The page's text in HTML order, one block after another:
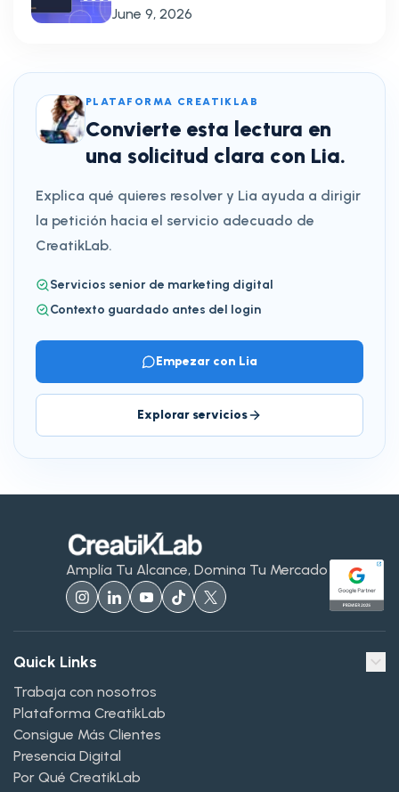
June 9, 2026
PLATAFORMA CREATIKLAB
Convierte esta lectura en
una solicitud clara con Lia.
Explica qué quieres resolver y Lia ayuda a dirigir
la petición hacia el servicio adecuado de
CreatikLab.
Servicios senior de marketing digital
Contexto guardado antes del login
Empezar con Lia
Explorar servicios
Amplía Tu Alcance, Domina Tu Mercado
Quick Links
Trabaja con nosotros
Plataforma CreatikLab
Consigue Más Clientes
Presencia Digital
Por Qué CreatikLab